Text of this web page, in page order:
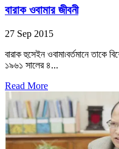
বারাক ওবামার জীবনী
27 Sep 2015
বারাক হুসেইন ওবামা৷বর্তমানে তাকে
১৯৬১ সালের ৪...
Read More